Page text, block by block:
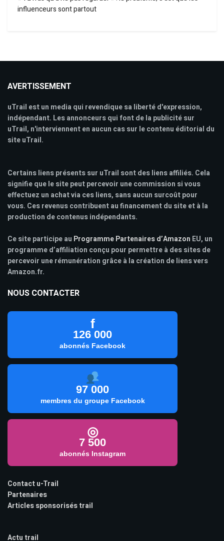
influenceurs sont partout
AVERTISSEMENT
uTrail est un media qui revendique sa liberté d'expression,
indépendant. Les annonceurs qui font de la publicité sur
uTrail, n'interviennent en aucun cas sur le contenu éditorial du
site uTrail.
Certains liens présents sur uTrail sont des liens affiliés. Cela
signifie que le site peut percevoir une commission si vous
effectuez un achat via ces liens, sans aucun surcoût pour
vous. Ces revenus contribuent au financement du site et à la
production de contenus indépendants.
Ce site participe au Programme Partenaires d’Amazon EU, un
programme d’affiliation conçu pour permettre à des sites de
percevoir une rémunération grâce à la création de liens vers
Amazon.fr.
NOUS CONTACTER
f
126 000
abonnés Facebook
97 000
membres du groupe Facebook
◎
7 500
abonnés Instagram
Contact u-Trail
Partenaires
Articles sponsorisés trail
Actu trail